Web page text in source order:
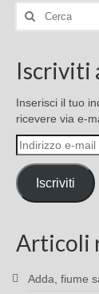
Cerca:
Iscriviti
Inserisci il tuo
ricevere via e-
Indirizzo
e-
mail
Iscriviti
Articoli
Adda, fiume